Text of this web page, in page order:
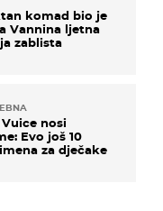
komad bio je
Vannina ljetna
zablista
nosi
Evo još 10
za dječake